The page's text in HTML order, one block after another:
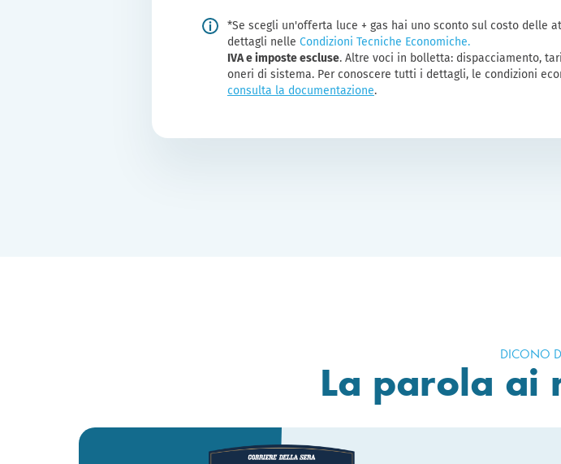
*Se scegli un'offerta luce + gas hai uno sconto sul costo delle
dettagli nelle Condizioni Tecniche Economiche.
IVA e imposte escluse. Altre voci in bolletta: dispacciamento,
oneri di sistema. Per conoscere tutti i dettagli, le condizioni
consulta la documentazione.
DICONO
La parola ai